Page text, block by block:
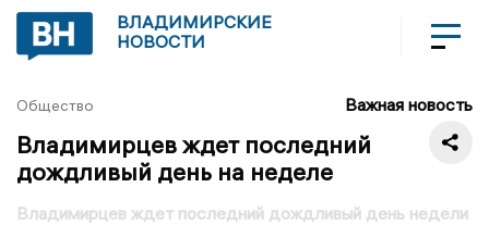
ВЛАДИМИРСКИЕ
НОВОСТИ
Общество Важная новость
Владимирцев ждет последний
дождливый день на неделе
Владимирцев ждет последний дождливый день недели